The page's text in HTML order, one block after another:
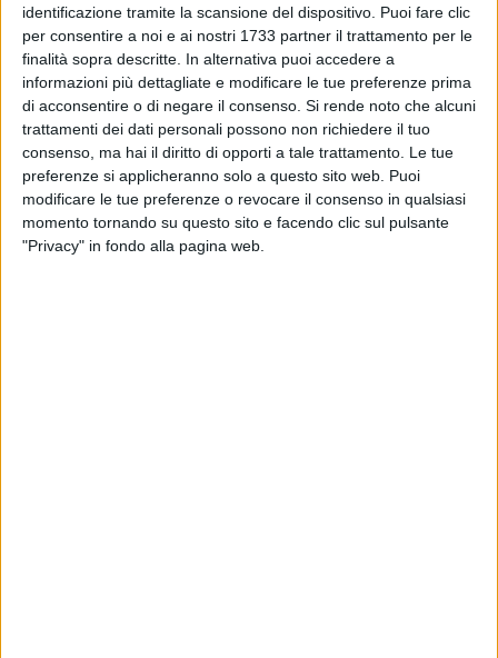
identificazione tramite la scansione del dispositivo. Puoi fare clic
per consentire a noi e ai nostri 1733 partner il trattamento per le
finalità sopra descritte. In alternativa puoi accedere a
informazioni più dettagliate e modificare le tue preferenze prima
di acconsentire o di negare il consenso. Si rende noto che alcuni
trattamenti dei dati personali possono non richiedere il tuo
consenso, ma hai il diritto di opporti a tale trattamento. Le tue
preferenze si applicheranno solo a questo sito web. Puoi
modificare le tue preferenze o revocare il consenso in qualsiasi
momento tornando su questo sito e facendo clic sul pulsante
"Privacy" in fondo alla pagina web.
H24 in via San Samuele, nel quartiere Settefrati di Barletta.
Le telecamere di videosorveglianza esterne all'attività
commerciale hanno ripreso i giovani mentre indossavano i
cappucci delle felpe e dei giubbotti sul capo ed entravano.
Hanno preso d'assalto il primo distributore a destra
dell'entrata e lo hanno devastato per portare via un incasso
di circa 300 euro, secondo quanto dichiarato in fase di
denuncia dal titolare. I ragazzi sono scappati dall'H24
appena è scattato l'allarme. Oltre al bottino l'attività ha